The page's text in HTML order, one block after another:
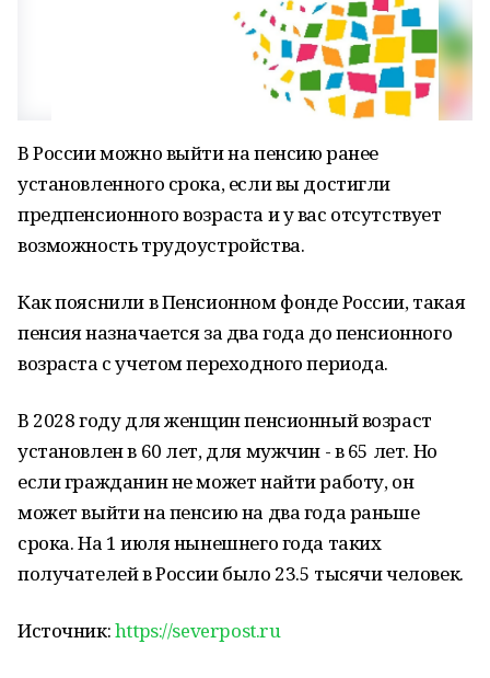
В России можно выйти на пенсию ранее
установленного срока, если вы достигли
предпенсионного возраста и у вас отсутствует
возможность трудоустройства.
Как пояснили в Пенсионном фонде России, такая
пенсия назначается за два года до пенсионного
возраста с учетом переходного периода.
В 2028 году для женщин пенсионный возраст
установлен в 60 лет, для мужчин - в 65 лет. Но
если гражданин не может найти работу, он
может выйти на пенсию на два года раньше
срока. На 1 июля нынешнего года таких
получателей в России было 23.5 тысячи человек.
Источник:https://severpost.ru